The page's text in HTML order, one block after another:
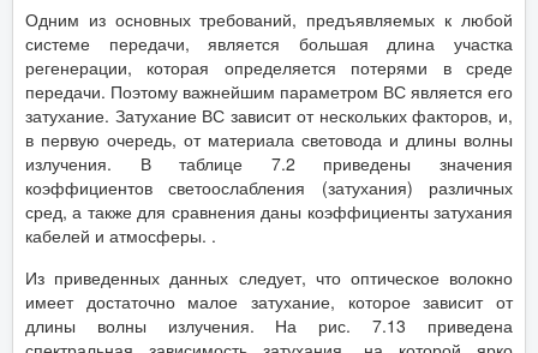
Одним из основных требований, предъявляемых к любой
системе передачи, является большая длина участка
регенерации, которая определяется потерями в среде
передачи. Поэтому важнейшим параметром ВС является его
затухание. Затухание ВС зависит от нескольких факторов, и,
в первую очередь, от материала световода и длины волны
излучения. В таблице 7.2 приведены значения
коэффициентов светоослабления (затухания) различных
сред, а также для сравнения даны коэффициенты затухания
кабелей и атмосферы. .
Из приведенных данных следует, что оптическое волокно
имеет достаточно малое затухание, которое зависит от
длины волны излучения. На рис. 7.13 приведена